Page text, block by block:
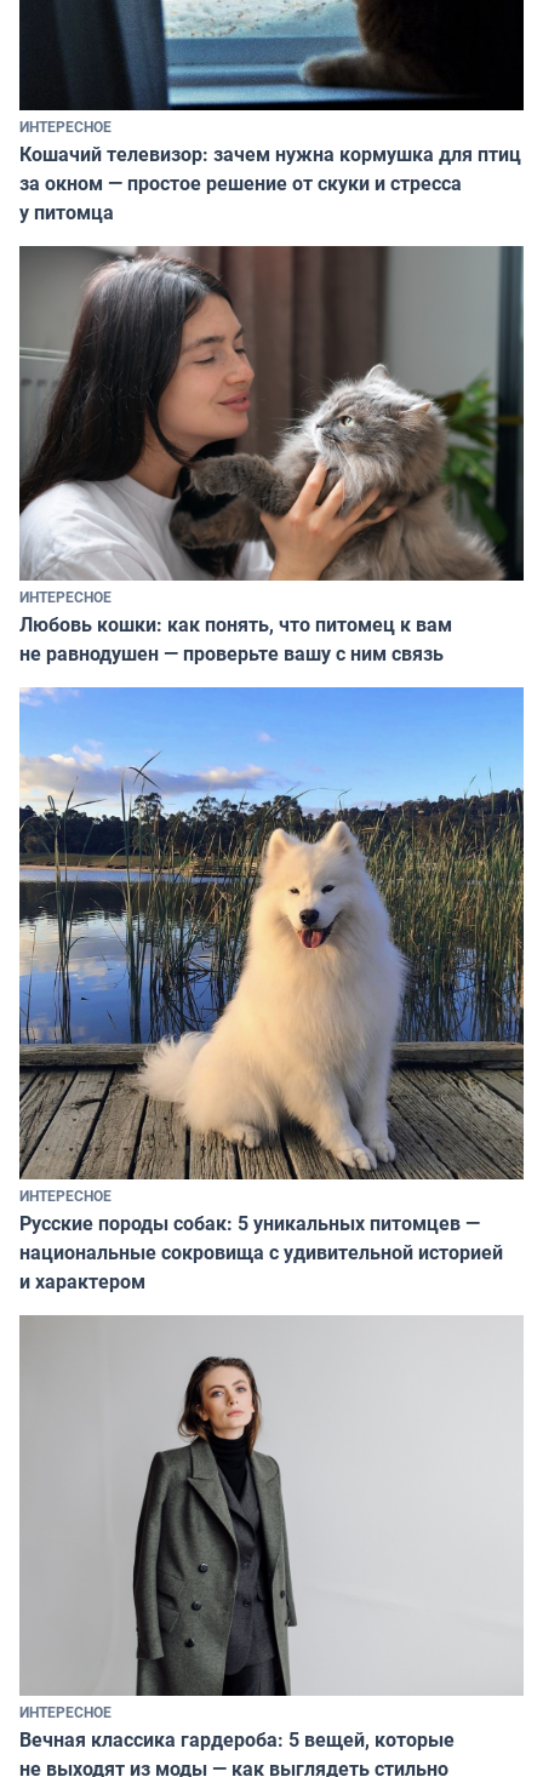
ИНТЕРЕСНОЕ
Кошачий телевизор: зачем нужна кормушка для птиц
за окном — простое решение от скуки и стресса
у питомца
ИНТЕРЕСНОЕ
Любовь кошки: как понять, что питомец к вам
не равнодушен — проверьте вашу с ним связь
ИНТЕРЕСНОЕ
Русские породы собак: 5 уникальных питомцев —
национальные сокровища с удивительной историей
и характером
ИНТЕРЕСНОЕ
Вечная классика гардероба: 5 вещей, которые
не выходят из моды — как выглядеть стильно